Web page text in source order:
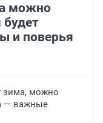
можно
и поверья
зима, можно
— важные